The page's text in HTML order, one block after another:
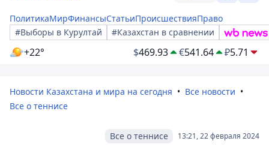
ПолитикаМирФинансыСтатьиПроисшествияПраво
#Выборы в Курултай
#Казахстан в сравнении
+22° $469.93 €541.64 ₽5.71
Новости Казахстана и мира на сегодня
Все новости
Все о теннисе
13:21, 22 февраля 2024
Все о теннисе